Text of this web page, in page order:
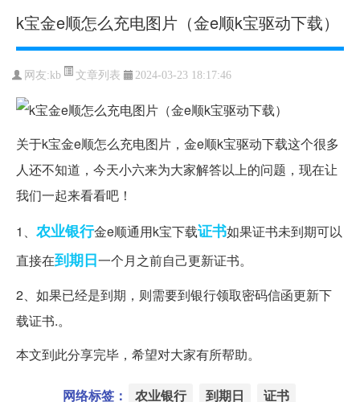
k宝金e顺怎么充电图片（金e顺k宝驱动下载）
网友:kb 文章列表 2024-03-23 18:17:46
关于k宝金e顺怎么充电图片，金e顺k宝驱动下载这个很多
人还不知道，今天小六来为大家解答以上的问题，现在让
我们一起来看看吧！
1、 农业银行金e顺通用k宝下载证书如果证书未到期可以
直接在到期日一个月之前自己更新证书。
2、如果已经是到期，则需要到银行领取密码信函更新下
载证书.。
本文到此分享完毕，希望对大家有所帮助。
网络标签： 农业银行 到期日 证书